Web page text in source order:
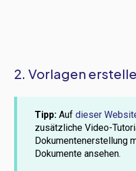
2. Vorlagen
Tipp: Auf dieser
zusätzliche Video-
Dokumentenerstellung
Dokumente ansehen.